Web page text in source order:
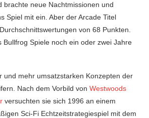
brachte neue Nachtmissionen und
Spiel mit ein. Aber der Arcade Titel
von 68 Punkten.
Bullfrog Spiele noch ein oder zwei Jahre
und mehr umsatzstarken Konzepten der
Nach dem Vorbild von Westwoods
versuchten sie sich 1996 an einem
Sci-Fi Echtzeitstrategiespiel mit dem